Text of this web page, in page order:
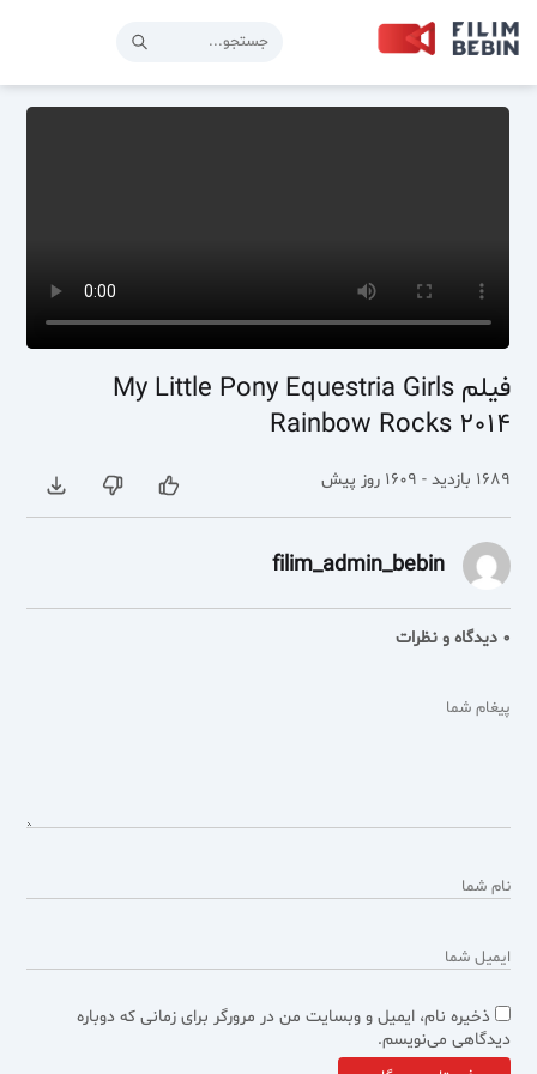
فیلم My Little Pony Equestria Girls
Rainbow Rocks 2014
1689 بازدید - 1609 روز پیش
filim_admin_bebin
0 دیدگاه و نظرات
ذخیره نام، ایمیل و وبسایت من در مرورگر برای زمانی که دوباره
دیدگاهی می‌نویسم.